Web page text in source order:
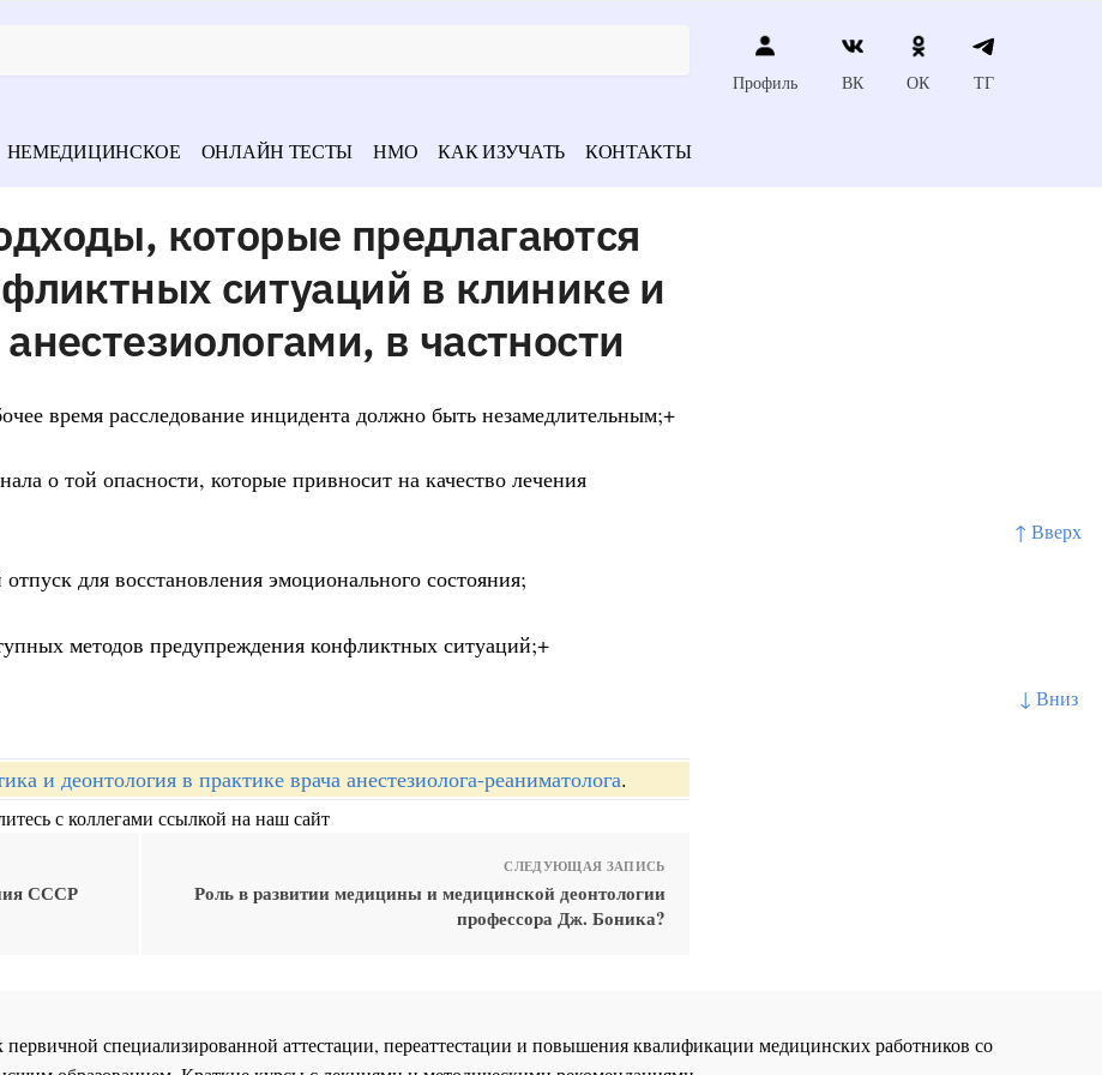
↑ Вверх
↓ Вниз
Профиль ВК ОК ТГ
НЕМЕДИЦИНСКОЕ ОНЛАЙН ТЕСТЫ НМО КАК ИЗУЧАТЬ КОНТАКТЫ
которые предлагаются
ситуаций в клинике и
в частности
время расследование инцидента должно быть незамедлительным;+
о той опасности, которые привносит на качество лечения
для восстановления эмоционального состояния;
методов предупреждения конфликтных ситуаций;+
и деонтология в практике врача анестезиолога-реаниматолога.
с коллегами ссылкой на наш сайт
СССР
СЛЕДУЮЩАЯ ЗАПИСЬ
Роль в развитии медицины и медицинской деонтологии
профессора Дж. Боника?
специализированной аттестации, переаттестации и повышения квалификации медицинских работников со